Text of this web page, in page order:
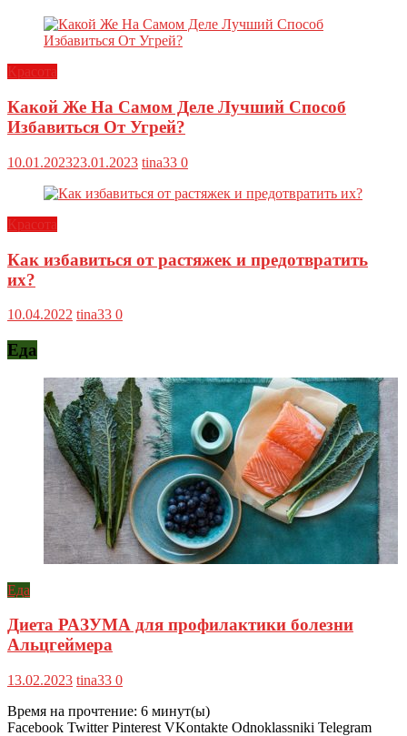
Красота
Какой Же На Самом Деле Лучший Способ
Избавиться От Угрей?
10.01.202323.01.2023 tina33 0
Красота
Как избавиться от растяжек и предотвратить
их?
10.04.2022 tina33 0
Еда
Еда
Диета РАЗУМА для профилактики болезни
Альцгеймера
13.02.2023 tina33 0
Время на прочтение: 6 минут(ы)
Facebook Twitter Pinterest VKontakte Odnoklassniki Telegram